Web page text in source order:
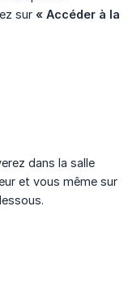
sur « Accéder à la
dans la salle
et vous même sur